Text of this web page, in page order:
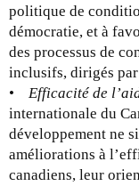
politique de
démocratie, et à
des processus de
inclusifs, dirigés par
•
Efficacité de
internationale du
développement ne
améliorations à
canadiens, leur